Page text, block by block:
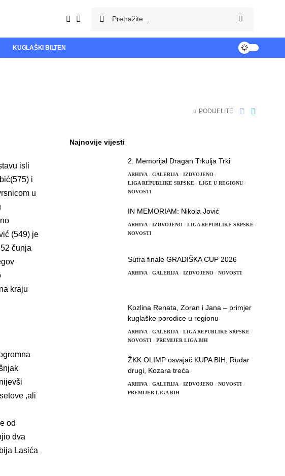
KUGLAŠKI BILTEN
PODIJELITE
isli
i
u
(549) je
čunja
kraju
,ali
od
dva
Lasića
Najnovije vijesti
2. Memorijal Dragan Trkulja Trki
ARHIVA GALERIJA
IZDVOJENO
LIGA REPUBLIKE SRPSKE
LIGE U REGIONU
NOVOSTI
IN MEMORIAM: Nikola Jović
ARHIVA IZDVOJENO
LIGA REPUBLIKE SRPSKE
NOVOSTI
Sutra finale GRADIŠKA CUP 2026
ARHIVA GALERIJA IZDVOJENO NOVOSTI
Kozlina Renata, Zoran i Jana – primjer
kuglaške porodice u regionu
ARHIVA GALERIJA
LIGA REPUBLIKE SRPSKE
NOVOSTI
PREMIJER LIGA BIH
ŽKK OLIMP osvajač KUPA BIH, Rudar
drugi, Kozara treća
ARHIVA GALERIJA IZDVOJENO
NOVOSTI
PREMIJER LIGA BIH